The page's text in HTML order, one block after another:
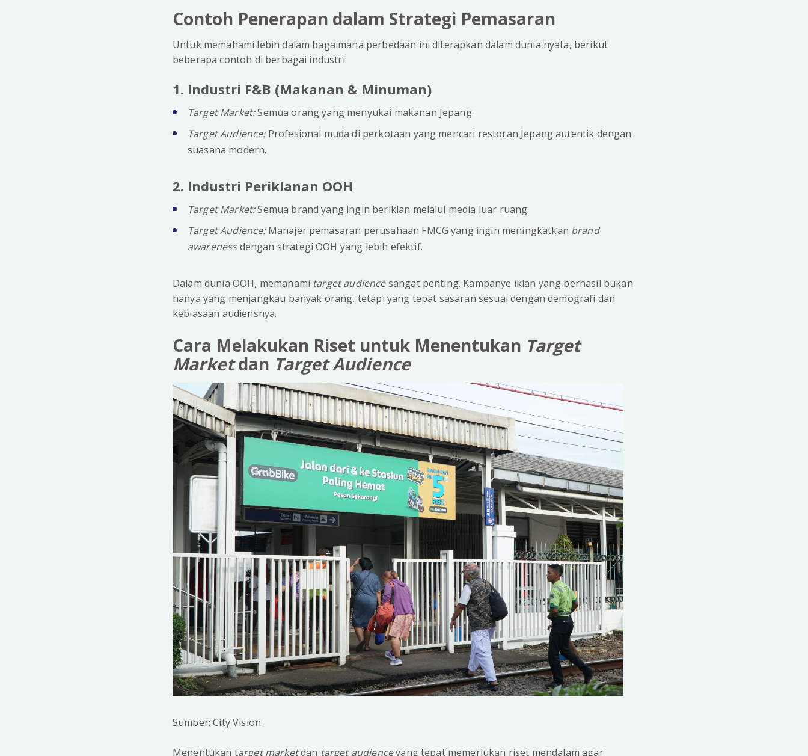
Contoh Penerapan dalam Strategi Pemasaran
Untuk memahami lebih dalam bagaimana perbedaan ini diterapkan dalam dunia nyata, berikut
beberapa contoh di berbagai industri:
1. Industri F&B (Makanan & Minuman)
Target Market:Semua orang yang menyukai makanan Jepang.
Target Audience:Profesional muda di perkotaan yang mencari restoran Jepang autentik dengan
suasana modern.
2. Industri Periklanan OOH
Target Market:Semua brand yang ingin beriklan melalui media luar ruang.
Target Audience:Manajer pemasaran perusahaan FMCG yang ingin meningkatkan brand
awarenessdengan strategi OOH yang lebih efektif.
Dalam dunia OOH, memahami target audiencesangat penting. Kampanye iklan yang berhasil bukan
hanya yang menjangkau banyak orang, tetapi yang tepat sasaran sesuai dengan demografi dan
kebiasaan audiensnya.
Cara Melakukan Riset untuk Menentukan Target
Marketdan Target Audience
Sumber: City Vision
Menentukan target marketdan target audienceyang tepat memerlukan riset mendalam agar